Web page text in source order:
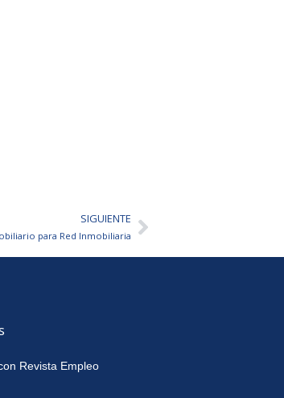
SIGUIENTE
para Red InmobiliariaSiguiente
Revista Empleo